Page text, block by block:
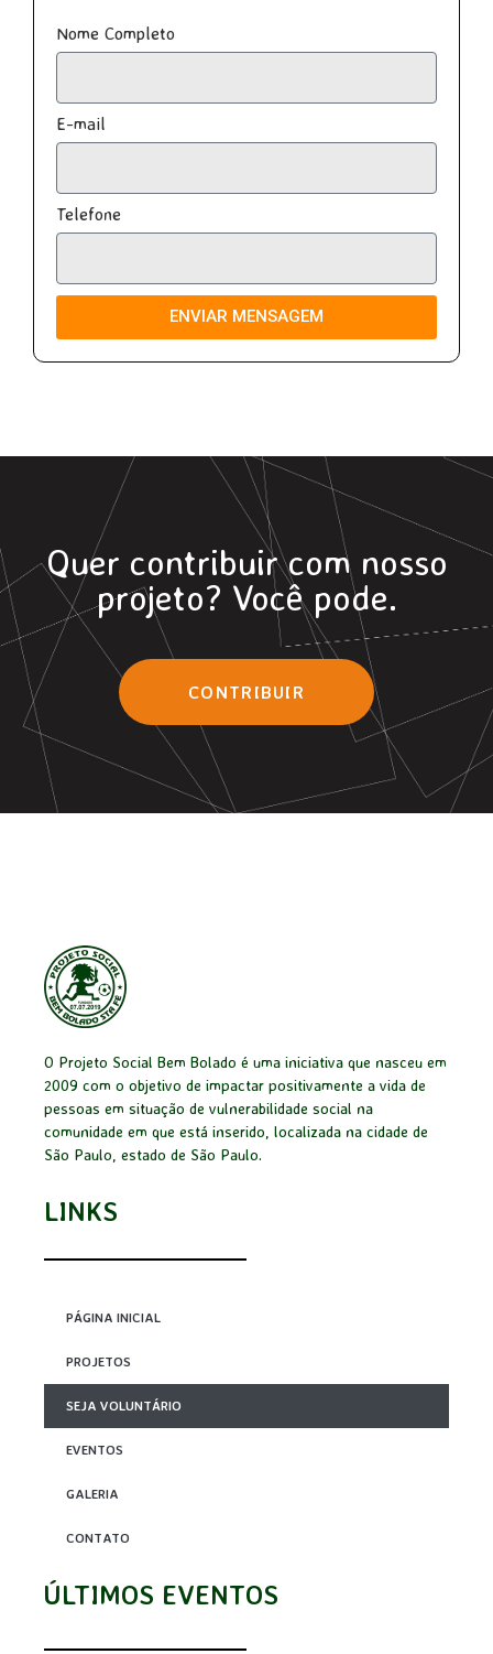
Nome Completo
E-mail
Telefone
ENVIAR MENSAGEM
Quer contribuir com nosso
projeto? Você pode.
CONTRIBUIR
O Projeto Social Bem Bolado é uma iniciativa que nasceu em
2009 com o objetivo de impactar positivamente a vida de
pessoas em situação de vulnerabilidade social na
comunidade em que está inserido, localizada na cidade de
São Paulo, estado de São Paulo.
LINKS
PÁGINA INICIAL
PROJETOS
SEJA VOLUNTÁRIO
EVENTOS
GALERIA
CONTATO
ÚLTIMOS EVENTOS